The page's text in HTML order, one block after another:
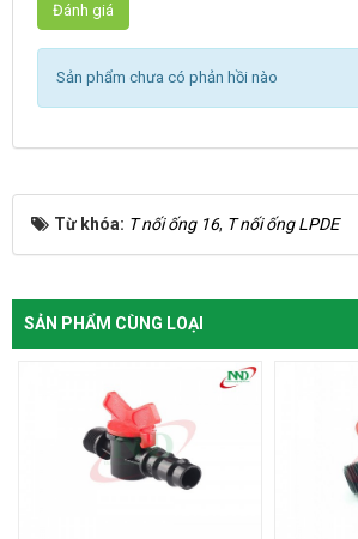
Sản phẩm chưa có phản hồi nào
Từ khóa: T nối ống 16, T nối ống LPDE
SẢN PHẨM CÙNG LOẠI